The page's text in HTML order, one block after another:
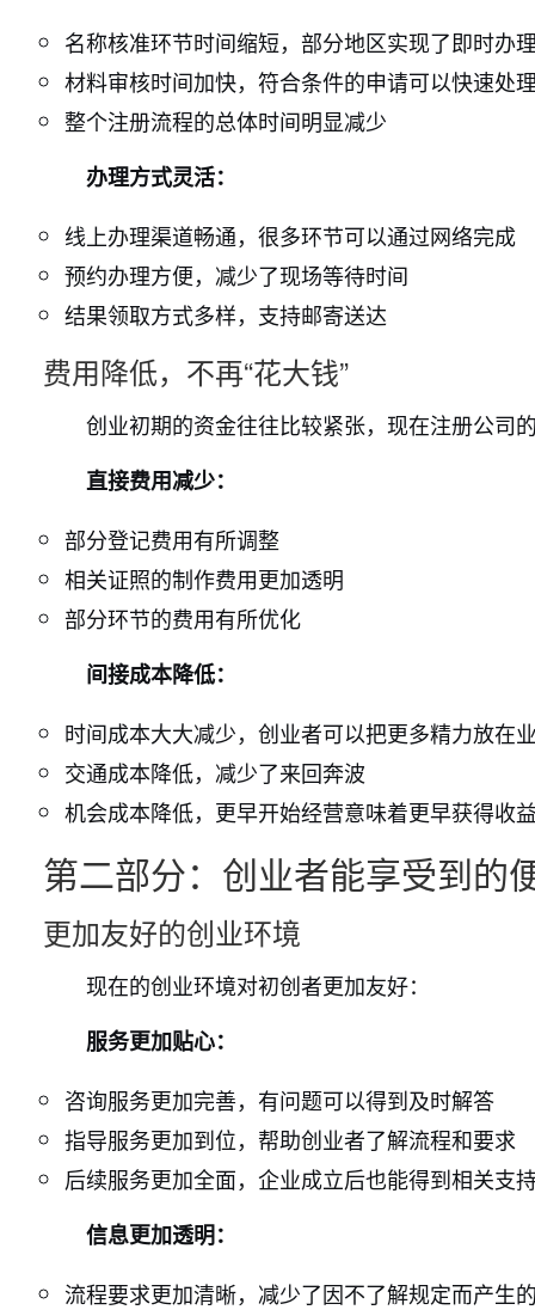
名称核准环节时间缩短，部分地区实现了即时办
材料审核时间加快，符合条件的申请可以快速处
整个注册流程的总体时间明显减少
办理方式灵活：
线上办理渠道畅通，很多环节可以通过网络完成
预约办理方便，减少了现场等待时间
结果领取方式多样，支持邮寄送达
费用降低，不再“花大钱”
创业初期的资金往往比较紧张，现在注册公司
直接费用减少：
部分登记费用有所调整
相关证照的制作费用更加透明
部分环节的费用有所优化
间接成本降低：
时间成本大大减少，创业者可以把更多精力放在
交通成本降低，减少了来回奔波
机会成本降低，更早开始经营意味着更早获得收
第二部分：创业者能享受到的
更加友好的创业环境
现在的创业环境对初创者更加友好：
服务更加贴心：
咨询服务更加完善，有问题可以得到及时解答
指导服务更加到位，帮助创业者了解流程和要求
后续服务更加全面，企业成立后也能得到相关支
信息更加透明：
流程要求更加清晰，减少了因不了解规定而产生